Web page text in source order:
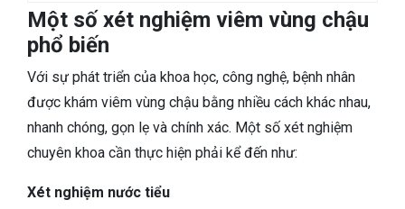
Một số xét nghiệm viêm vùng chậu
phổ biến
Với sự phát triển của khoa học, công nghệ, bệnh nhân
được khám viêm vùng chậu bằng nhiều cách khác nhau,
nhanh chóng, gọn lẹ và chính xác. Một số xét nghiệm
chuyên khoa cần thực hiện phải kể đến như:
Xét nghiệm nước tiểu